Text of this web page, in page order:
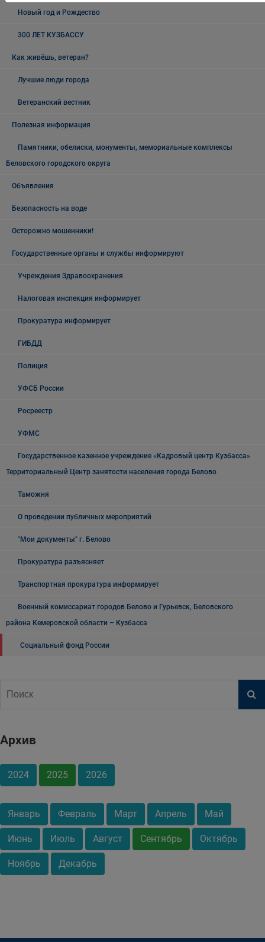
Новый год и Рождество
300 ЛЕТ КУЗБАССУ
Как живёшь, ветеран?
Лучшие люди города
Ветеранский вестник
Полезная информация
Памятники, обелиски, монументы, мемориальные комплексы
Беловского городского округа
Объявления
Безопасность на воде
Осторожно мошенники!
Государственные органы и службы информируют
Учреждения Здравоохранения
Налоговая инспекция информирует
Прокуратура информирует
ГИБДД
Полиция
УФСБ России
Росреестр
УФМС
Государственное казенное учреждение «Кадровый центр Кузбасса»
Территориальный Центр занятости населения города Белово
Таможня
О проведении публичных мероприятий
"Мои документы" г. Белово
Прокуратура разъясняет
Транспортная прокуратура информирует
Военный комиссариат городов Белово и Гурьевск, Беловского
района Кемеровской области – Кузбасса
Социальный фонд России
Архив
2024 2025 2026
Январь Февраль Март Апрель Май
Июнь Июль Август Сентябрь Октябрь
Ноябрь Декабрь